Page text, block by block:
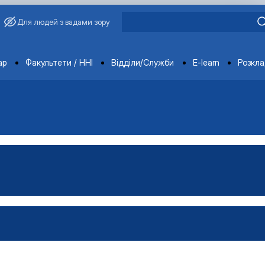
Для людей з вадами зору
Факультети / ННІ Відділи/Служби E-learn